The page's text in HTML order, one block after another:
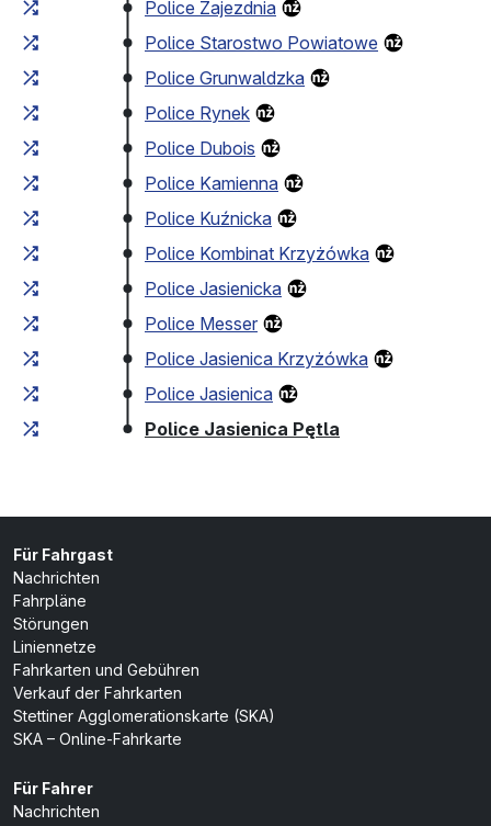
Police Zajezdnia
Police Starostwo Powiatowe
Police Grunwaldzka
Police Rynek
Police Dubois
Police Kamienna
Police Kuźnicka
Police Kombinat Krzyżówka
Police Jasienicka
Police Messer
Police Jasienica Krzyżówka
Police Jasienica
Police Jasienica Pętla
Für Fahrgast
Nachrichten
Fahrpläne
Störungen
Liniennetze
Fahrkarten und Gebühren
Verkauf der Fahrkarten
Stettiner Agglomerationskarte (SKA)
SKA – Online-Fahrkarte
Für Fahrer
Nachrichten